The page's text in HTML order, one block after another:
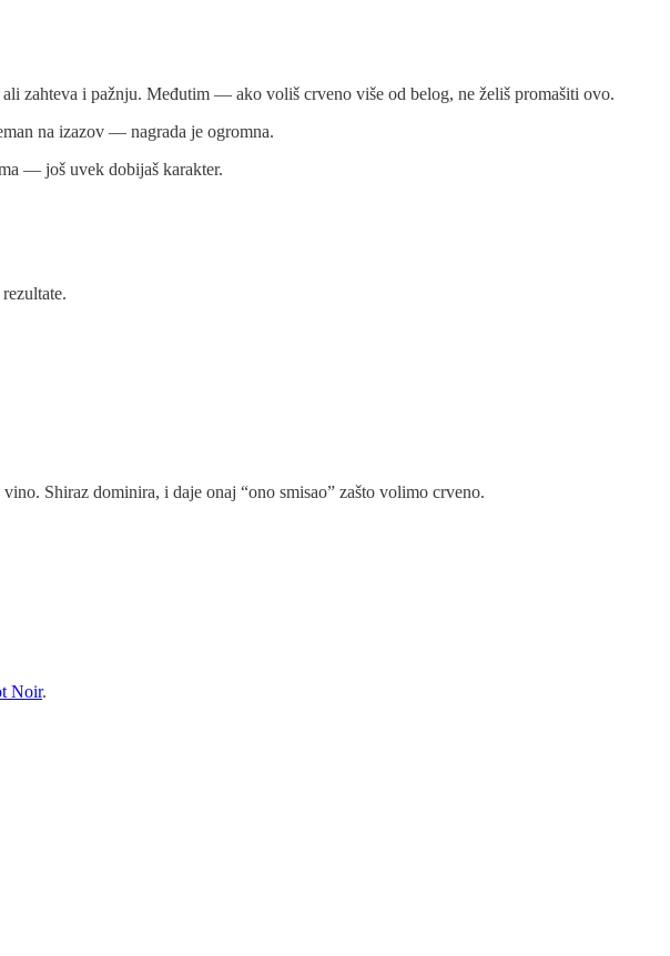
zahteva i pažnju. Međutim — ako voliš crveno više od belog, ne želiš promašiti ovo.
na izazov — nagrada je ogromna.
— još uvek dobijaš karakter.
Shiraz dominira, i daje onaj “ono smisao” zašto volimo crveno.
Noir.